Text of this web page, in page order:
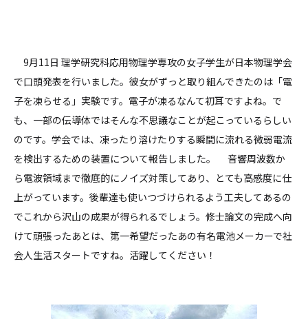
9月11日 理学研究科応用物理学専攻の女子学生が日本物理学会
で口頭発表を行いました。彼女がずっと取り組んできたのは「電
子を凍らせる」実験です。電子が凍るなんて初耳ですよね。で
も、一部の伝導体ではそんな不思議なことが起こっているらしい
のです。学会では、凍ったり溶けたりする瞬間に流れる微弱電流
を検出するための装置について報告しました。 音響周波数か
ら電波領域まで徹底的にノイズ対策してあり、とても高感度に仕
上がっています。後輩達も使いつづけられるよう工夫してあるの
でこれから沢山の成果が得られるでしょう。修士論文の完成へ向
けて頑張ったあとは、第一希望だったあの有名電池メーカーで社
会人生活スタートですね。活躍してください！